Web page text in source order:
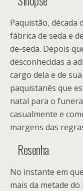
Paquistão, década
fábrica de seda e
de-seda. Depois
desconhecidas a
cargo dela e de
paquistanês que
natal para o
casualmente e
margens das
Resenha
No instante em
mais da metade